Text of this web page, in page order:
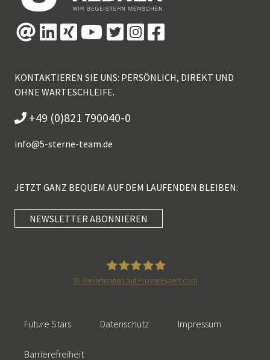
KONTAKTIEREN SIE UNS: PERSÖNLICH, DIREKT UND
OHNE WARTESCHLEIFE.
+49 (0)821 790040-0
info@5-sterne-team.de
JETZT GANZ BEQUEM AUF DEM LAUFENDEN BLEIBEN:
NEWSLETTER ABONNIEREN
91 Bewertungen auf ProvenExpert.com
Future Stars Datenschutz Impressum
Barrierefreiheit
SEHR GUT